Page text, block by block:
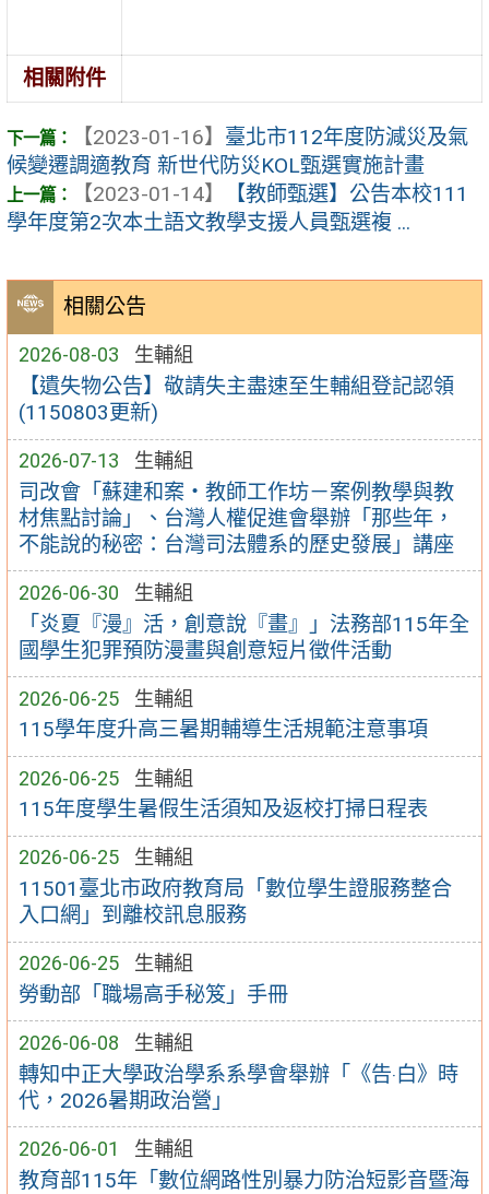
相關公告
2026-08-03 生輔組
【遺失物公告】敬請失主盡速至生輔組登記認領
(1150803更新)
2026-07-13 生輔組
司改會「蘇建和案・教師工作坊－案例教學與教
材焦點討論」、台灣人權促進會舉辦「那些年，
不能說的秘密：台灣司法體系的歷史發展」講座
2026-06-30 生輔組
「炎夏『漫』活，創意說『畫』」法務部115年全
國學生犯罪預防漫畫與創意短片徵件活動
2026-06-25 生輔組
115學年度升高三暑期輔導生活規範注意事項
2026-06-25 生輔組
115年度學生暑假生活須知及返校打掃日程表
2026-06-25 生輔組
11501臺北市政府教育局「數位學生證服務整合
入口網」到離校訊息服務
2026-06-25 生輔組
勞動部「職場高手秘笈」手冊
2026-06-08 生輔組
轉知中正大學政治學系系學會舉辦「《告‧白》時
代，2026暑期政治營」
2026-06-01 生輔組
教育部115年「數位網路性別暴力防治短影音暨海
相關附件
【2023-01-16】 臺北市112年度防減災及氣
候變遷調適教育 新世代防災KOL甄選實施計畫
【2023-01-14】
【教師甄選】公告本校111
學年度第2次本土語文教學支援人員甄選複 ...